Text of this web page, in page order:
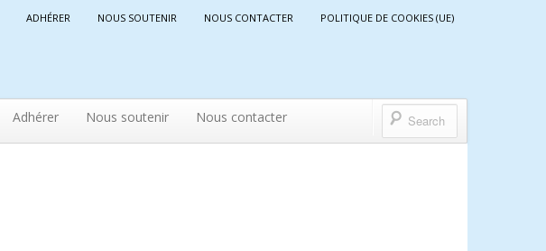
ADHÉRER NOUS SOUTENIR NOUS CONTACTER POLITIQUE DE COOKIES (UE)
Adhérer Nous soutenir Nous contacter